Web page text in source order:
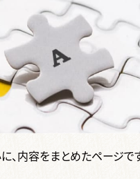
内容をまとめたページで